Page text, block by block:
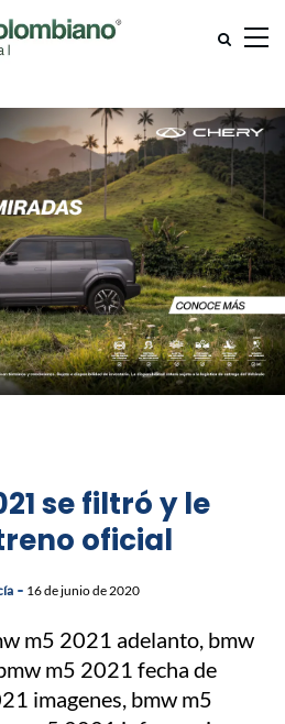
se filtró y le
oficial
16 de junio de 2020